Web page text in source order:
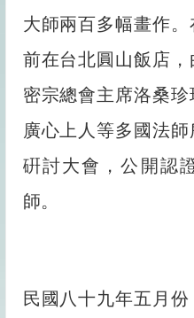
大師兩百多幅畫作
前在台北圓山飯店
密宗總會主席洛桑
廣心上人等多國法
硏討大會，公開認
師。
民國八十九年五月